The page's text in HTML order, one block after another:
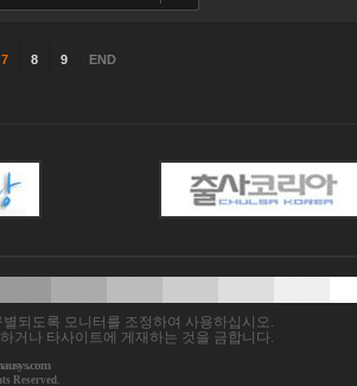
7 8 9 END
되도록 모니터를 조정하여 사용하십시오.
거나 타사이트에 게재하는 것을 금합니다.
Reserved.